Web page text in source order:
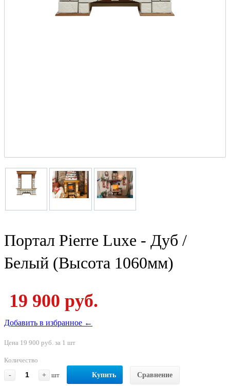
Портал Pierre Luxe - Дуб /
Белый (Высота 1060мм)
19 900 руб.
Добавить в избранное ←
Цена 19 900 руб. за 1 шт
Количество
-
+ шт Купить Сравнение